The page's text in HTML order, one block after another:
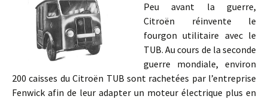
Peu avant la guerre,
Citroën réinvente le
fourgon utilitaire avec le
TUB. Au cours de la seconde
guerre mondiale, environ
200 caisses du Citroën TUB sont rachetées par l’entreprise
Fenwick afin de leur adapter un moteur électrique plus en